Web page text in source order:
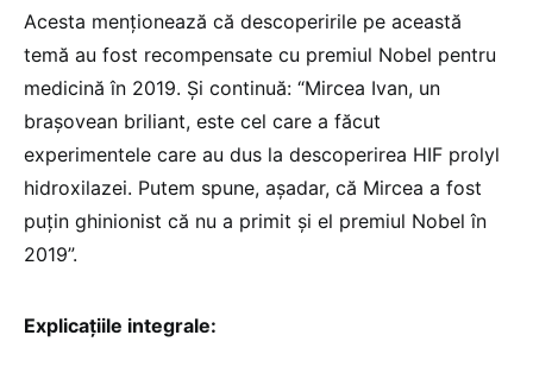
Acesta menționează că descoperirile pe această
temă au fost recompensate cu premiul Nobel pentru
medicină în 2019. Și continuă: “Mircea Ivan, un
brașovean briliant, este cel care a făcut
experimentele care au dus la descoperirea HIF prolyl
hidroxilazei. Putem spune, așadar, că Mircea a fost
puțin ghinionist că nu a primit și el premiul Nobel în
2019”.
Explicațiile integrale: